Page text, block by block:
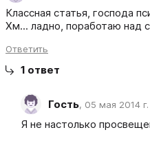
Классная статья, господа
Хм... ладно, поработаю над
Ответить
1 ответ
Гость, 05 мая 2014
Я не настолько